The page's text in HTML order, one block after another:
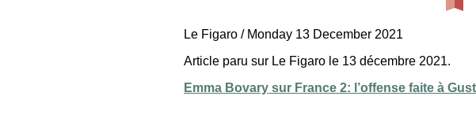
Le Figaro / Monday 13 December 2021
Article paru sur Le Figaro le 13 décembre 2021.
Emma Bovary sur France 2: l’offense faite à